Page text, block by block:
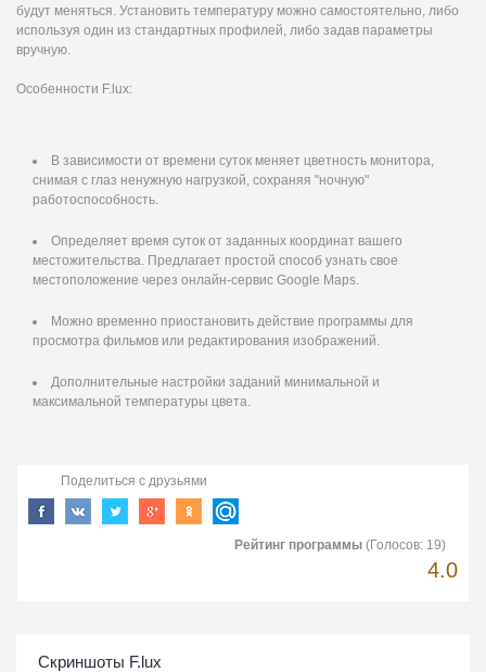
будут меняться. Установить температуру можно самостоятельно, либо
используя один из стандартных профилей, либо задав параметры
вручную.
Особенности F.lux:
В зависимости от времени суток меняет цветность монитора,
снимая с глаз ненужную нагрузкой, сохраняя "ночную"
работоспособность.
Определяет время суток от заданных координат вашего
местожительства. Предлагает простой способ узнать свое
местоположение через онлайн-сервис Google Maps.
Можно временно приостановить действие программы для
просмотра фильмов или редактирования изображений.
Дополнительные настройки заданий минимальной и
максимальной температуры цвета.
Поделиться с друзьями
Рейтинг программы(Голосов: 19)
4.0
Скриншоты F.lux